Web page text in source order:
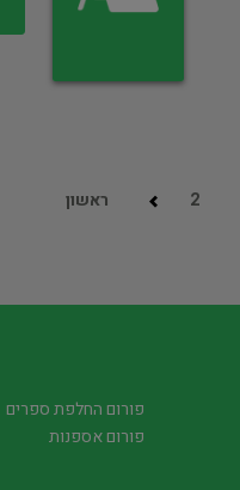
ראשון 2
פורום החלפת ספרים
פורום אספנות